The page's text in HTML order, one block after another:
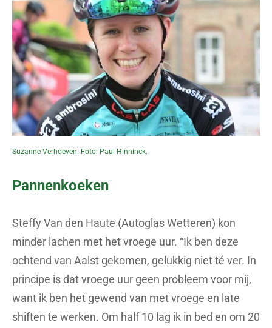
Suzanne Verhoeven. Foto: Paul Hinninck.
Pannenkoeken
Steffy Van den Haute (Autoglas Wetteren) kon
minder lachen met het vroege uur. “Ik ben deze
ochtend van Aalst gekomen, gelukkig niet té ver. In
principe is dat vroege uur geen probleem voor mij,
want ik ben het gewend van met vroege en late
shiften te werken. Om half 10 lag ik in bed en om 20